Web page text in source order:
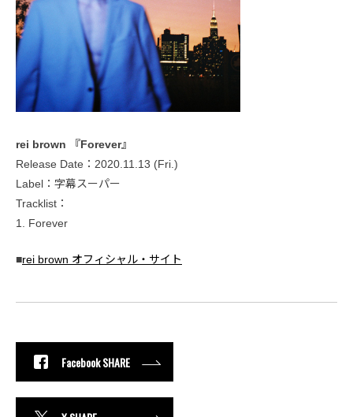
rei brown 『Forever』
Release Date：2020.11.13 (Fri.)
Label：字幕スーパー
Tracklist：
1. Forever
■rei brown オフィシャル・サイト
Facebook SHARE